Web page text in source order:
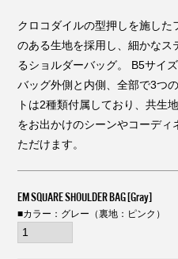
クロコダイルの型押しを施し
のある生地を採用し、細かなス
るショルダーバッグ。 B5サイ
バッグ外側と内側、全部で3つ
トは2種類付属しており、共生
をお出かけのシーンやコーデ
ただけます。
EM SQUARE SHOULDER BAG [Gray]
■カラー：グレー（裏地：ピンク）